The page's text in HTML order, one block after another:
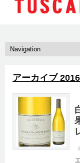
アーカイブ